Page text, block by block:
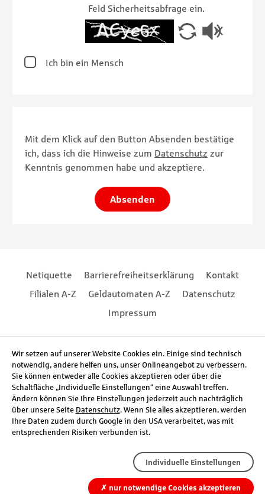
Feld Sicherheitsabfrage ein.
Ich bin ein Mensch
Mit dem Klick auf den Button Absenden bestätige
ich, dass ich die Hinweise zum Datenschutz zur
Kenntnis genommen habe und akzeptiere.
Absenden
Footernavigation
Netiquette Barrierefreiheitserklärung
Kontakt
Filialen A-Z
Geldautomaten A-Z
Datenschutz
Impressum
Social Media
Wir setzen auf unserer Website Cookies ein. Einige sind technisch
notwendig, andere helfen uns, unser Onlineangebot zu verbessern.
Sie können entweder alle Cookies akzeptieren oder über die
Schaltfläche „Individuelle Einstellungen“ eine Auswahl treffen.
Ändern können Sie Ihre Einstellungen jederzeit auch nachträglich
über unsere Seite Datenschutz. Wenn Sie alles akzeptieren, werden
Ihre Daten zudem durch Google in den USA verarbeitet, was mit
entsprechenden Risiken verbunden ist.
Individuelle Einstellungen
✗ nur notwendige Cookies akzeptieren